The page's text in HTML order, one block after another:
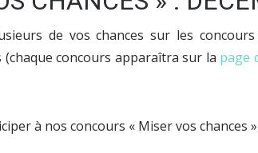
de vos chances sur les
concours apparaîtra sur la page
à nos concours « Miser vos chances